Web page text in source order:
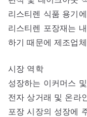
리스티렌 식품 용기
리스티렌 포장재는
하기 때문에 제조업
시장 역학
성장하는 이커머스
전자 상거래 및 온라
포장 시장의 성장에